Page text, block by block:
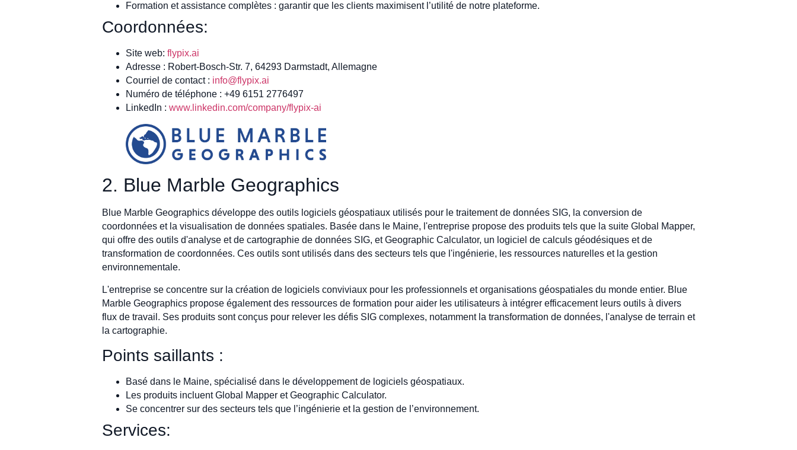
Formation et assistance complètes : garantir que les clients maximisent l’utilité de notre plateforme.
Coordonnées:
Site web: flypix.ai
Adresse : Robert-Bosch-Str. 7, 64293 Darmstadt, Allemagne
Courriel de contact : info@flypix.ai
Numéro de téléphone : +49 6151 2776497
LinkedIn : www.linkedin.com/company/flypix-ai
2. Blue Marble Geographics
Blue Marble Geographics développe des outils logiciels géospatiaux utilisés pour le traitement de données SIG, la conversion de
coordonnées et la visualisation de données spatiales. Basée dans le Maine, l'entreprise propose des produits tels que la suite Global Mapper,
qui offre des outils d'analyse et de cartographie de données SIG, et Geographic Calculator, un logiciel de calculs géodésiques et de
transformation de coordonnées. Ces outils sont utilisés dans des secteurs tels que l'ingénierie, les ressources naturelles et la gestion
environnementale.
L'entreprise se concentre sur la création de logiciels conviviaux pour les professionnels et organisations géospatiales du monde entier. Blue
Marble Geographics propose également des ressources de formation pour aider les utilisateurs à intégrer efficacement leurs outils à divers
flux de travail. Ses produits sont conçus pour relever les défis SIG complexes, notamment la transformation de données, l'analyse de terrain et
la cartographie.
Points saillants :
Basé dans le Maine, spécialisé dans le développement de logiciels géospatiaux.
Les produits incluent Global Mapper et Geographic Calculator.
Se concentrer sur des secteurs tels que l’ingénierie et la gestion de l’environnement.
Services: